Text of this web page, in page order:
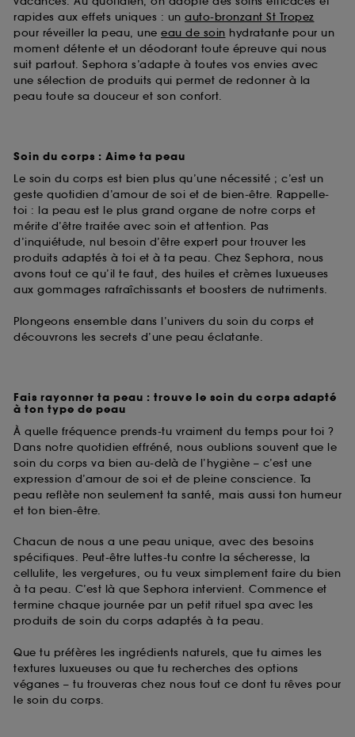
rapides aux effets uniques : un auto-bronzant St Tropez
pour réveiller la peau, une eau de soin hydratante pour un
moment détente et un déodorant toute épreuve qui nous
suit partout. Sephora s’adapte à toutes vos envies avec
une sélection de produits qui permet de redonner à la
peau toute sa douceur et son confort.
Soin du corps : Aime ta peau
Le soin du corps est bien plus qu’une nécessité ; c’est un
geste quotidien d’amour de soi et de bien-être. Rappelle-
toi : la peau est le plus grand organe de notre corps et
mérite d’être traitée avec soin et attention. Pas
d’inquiétude, nul besoin d’être expert pour trouver les
produits adaptés à toi et à ta peau. Chez Sephora, nous
avons tout ce qu’il te faut, des huiles et crèmes luxueuses
aux gommages rafraîchissants et boosters de nutriments.
Plongeons ensemble dans l’univers du soin du corps et
découvrons les secrets d’une peau éclatante.
Fais rayonner ta peau : trouve le soin du corps adapté
à ton type de peau
À quelle fréquence prends-tu vraiment du temps pour toi ?
Dans notre quotidien effréné, nous oublions souvent que le
soin du corps va bien au-delà de l’hygiène – c’est une
expression d’amour de soi et de pleine conscience. Ta
peau reflète non seulement ta santé, mais aussi ton humeur
et ton bien-être.
Chacun de nous a une peau unique, avec des besoins
spécifiques. Peut-être luttes-tu contre la sécheresse, la
cellulite, les vergetures, ou tu veux simplement faire du bien
à ta peau. C’est là que Sephora intervient. Commence et
termine chaque journée par un petit rituel spa avec les
produits de soin du corps adaptés à ta peau.
Que tu préfères les ingrédients naturels, que tu aimes les
textures luxueuses ou que tu recherches des options
véganes – tu trouveras chez nous tout ce dont tu rêves pour
le soin du corps.